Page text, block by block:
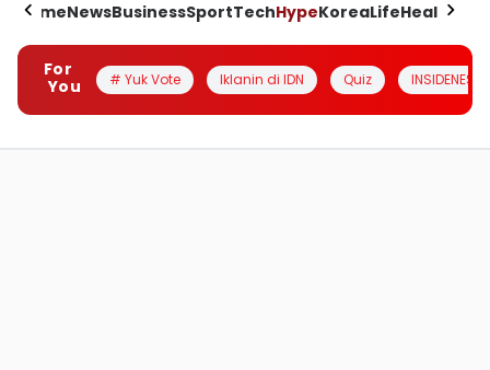
HomeNewsBusinessSportTechHypeKoreaLifeHealth
For
You
# Yuk Vote Iklanin di IDN Quiz INSIDENESIA